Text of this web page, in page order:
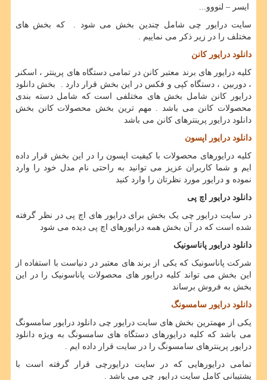
ایسر – لنووو...
سایت درایور چی شامل چندین بخش می شود . که بخش های
مختلف را در زیر ذکر می نماییم .
دانلود درایور کانن
کلیه درایور های برند معتبر کانن در تمامی دستگاه های پرینتر ، اسکنر
، دوربین ، دستگاه کپی و فکس در این بخش قرار دارد . بخش دانلود
درایور کانن شامل بخش های مختلفی است که شامل دسته بندی
محصولات کانن می باشد . مهم ترین بخش محصولات کانن بخش
دانلود درایور پرینترهای کانن می باشد
دانلود درایور اپسون
کلیه درایورهای محصولات با کیفیت اپسون را در این بخش قرار داده
ایم و شما کاربران عزیز می توانید به راحتی نام مدل خود را وارد
نموده و درایور مورد نظرتان را وارد کنید
دانلود درایور اچ پی
در سایت درایور چی یک بخش برای درایور های اچ پی در نظر گرفته
شده است که در آن بخش همه درایورهای اچ پی دیده می شود
دانلود درایور پاناسونیک
شرکت پاناسونیک که یکی از برند های معتبر در دنیاست با استفاده از
این بخش می تواند کلیه درایور های محصولات پاناسونیک را در این
بخش به فروش برساند
دانلود درایور سامسونگ
یکی از مهمترین بخش های سایت درایور چی دانلود درایور سامسونگ
می باشد که کلیه درایورهای دستگاه های سامسونگ به ویژه دانلود
درایور پرینترهای سامسونگ را در سایت قرار داده ایم .
تمامی درایورهایی که در سایت درایورچی قرار گرفته است با
پشتیبانی کامل سایت درایور چی می باشد .